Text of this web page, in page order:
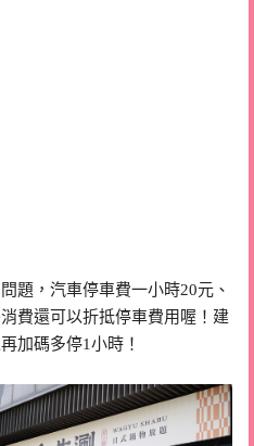
題，汽車停車費一小時20元、
費還可以折抵停車費用喔！建
加碼多停1小時！